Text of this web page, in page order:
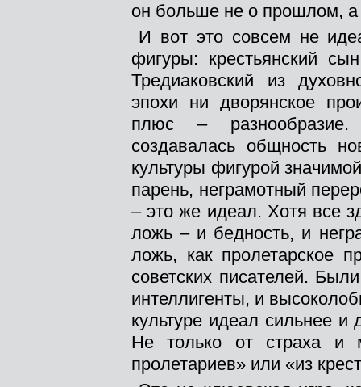
он больше не о прошлом,
И вот это совсем не
фигуры: крестьянский
Тредиаковский из
эпохи ни дворянское
плюс –
создавалась общность
культуры фигурой
парень, неграмотный
– это же идеал. Хотя все
ложь – и бедность, и
ложь, как пролетарское
советских писателей.
интеллигенты, и
культуре идеал сильнее и
Не только от страха и
пролетариев» или «из